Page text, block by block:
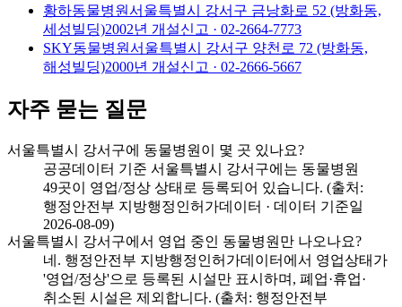
황하동물병원서울특별시 강서구 금낭화로 52 (방화동,
세성빌딩)2002년 개설신고 · 02-2664-7773
SKY동물병원서울특별시 강서구 양천로 72 (방화동,
해성빌딩)2000년 개설신고 · 02-2666-5667
자주 묻는 질문
서울특별시 강서구에 동물병원이 몇 곳 있나요?
공공데이터 기준 서울특별시 강서구에는 동물병원
49곳이 영업/정상 상태로 등록되어 있습니다. (출처:
행정안전부 지방행정인허가데이터 · 데이터 기준일
2026-08-09)
서울특별시 강서구에서 영업 중인 동물병원만 나오나요?
네. 행정안전부 지방행정인허가데이터에서 영업상태가
'영업/정상'으로 등록된 시설만 표시하며, 폐업·휴업·
취소된 시설은 제외합니다. (출처: 행정안전부